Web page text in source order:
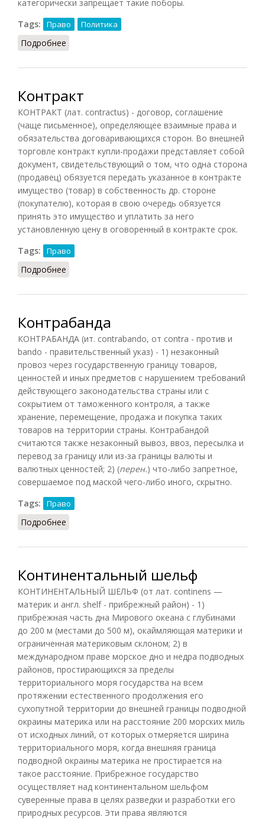
категорически запрещает такие поборы.
Tags:
Право Политика
Подробнее
Контракт
КОНТРАКТ (лат. contractus) - договор, соглашение
(чаще письменное), определяющее взаимные права и
обязательства договаривающихся сторон. Во внешней
торговле контракт купли-продажи представляет собой
документ, свидетельствующий о том, что одна сторона
(продавец) обязуется передать указанное в контракте
имущество (товар) в собственность др. стороне
(покупателю), которая в свою очередь обязуется
принять это имущество и уплатить за него
установленную цену в оговоренный в контракте срок.
Tags:
Право
Подробнее
Контрабанда
КОНТРАБАНДА (ит. contrabando, от contra - против и
bando - правительственный указ) - 1) незаконный
провоз через государственную границу товаров,
ценностей и иных предметов с нарушением требований
действующего законодательства страны или с
сокрытием от таможенного контроля, а также
хранение, перемещение, продажа и покупка таких
товаров на территории страны. Контрабандой
считаются также незаконный вывоз, ввоз, пересылка и
перевод за границу или из-за границы валюты и
валютных ценностей; 2) (перен.) что-либо запретное,
совершаемое под маской чего-либо иного, скрытно.
Tags:
Право
Подробнее
Континентальный шельф
КОНТИНЕНТАЛЬНЫЙ ШЕЛЬФ (от лат. continens —
материк и англ. shelf - прибрежный район) - 1)
прибрежная часть дна Мирового океана с глубинами
до 200 м (местами до 500 м), окаймляющая материки и
ограниченная материковым склоном; 2) в
международном праве морское дно и недра подводных
районов, простирающихся за пределы
территориального моря государства на всем
протяжении естественного продолжения его
сухопутной территории до внешней границы подводной
окраины материка или на расстояние 200 морских миль
от исходных линий, от которых отмеряется ширина
территориального моря, когда внешняя граница
подводной окраины материка не простирается на
такое расстояние. Прибрежное государство
осуществляет над континентальном шельфом
суверенные права в целях разведки и разработки его
природных ресурсов. Эти права являются